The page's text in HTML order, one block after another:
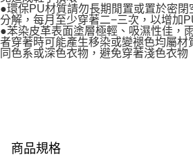
●環保PU材質請勿長期閒置或置於密
分解，每月至少穿著二−三次，以增加
●苯染皮革表面塗層極輕、吸濕性佳，
者穿著時可能產生移染或變褪色均屬材
同色系或深色衣物，避免穿著淺色衣物
商品規格